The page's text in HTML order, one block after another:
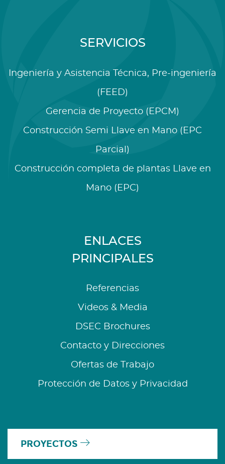
SERVICIOS
Ingeniería y Asistencia Técnica, Pre-ingeniería
(FEED)
Gerencia de Proyecto (EPCM)
Construcción Semi Llave en Mano (EPC
Parcial)
Construcción completa de plantas Llave en
Mano (EPC)
ENLACES
PRINCIPALES
Referencias
Videos & Media
DSEC Brochures
Contacto y Direcciones
Ofertas de Trabajo
Protección de Datos y Privacidad
PROYECTOS